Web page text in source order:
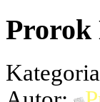
Prorok